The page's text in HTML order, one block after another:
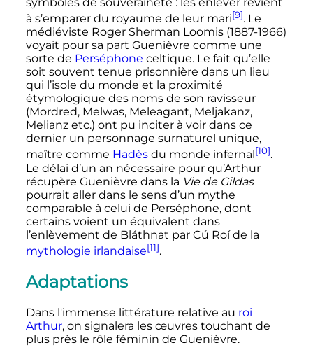
à s’emparer du royaume de leur mari[9]. Le
médiéviste Roger Sherman Loomis (1887-1966)
voyait pour sa part Guenièvre comme une
sorte de Perséphone celtique. Le fait qu’elle
soit souvent tenue prisonnière dans un lieu
qui l’isole du monde et la proximité
étymologique des noms de son ravisseur
(Mordred, Melwas, Meleagant, Meljakanz,
Melianz etc.) ont pu inciter à voir dans ce
dernier un personnage surnaturel unique,
maître comme Hadèsdu monde infernal [10].
Le délai d’un an nécessaire pour qu’Arthur
récupère Guenièvre dans la Vie de Gildas
pourrait aller dans le sens d’un mythe
comparable à celui de Perséphone, dont
certains voient un équivalent dans
l’enlèvement de Bláthnat par Cú Roí de la
mythologie irlandaise[11].
Adaptations
Dans l'immense littérature relative au roi
Arthur, on signalera les œuvres touchant de
plus près le rôle féminin de Guenièvre.